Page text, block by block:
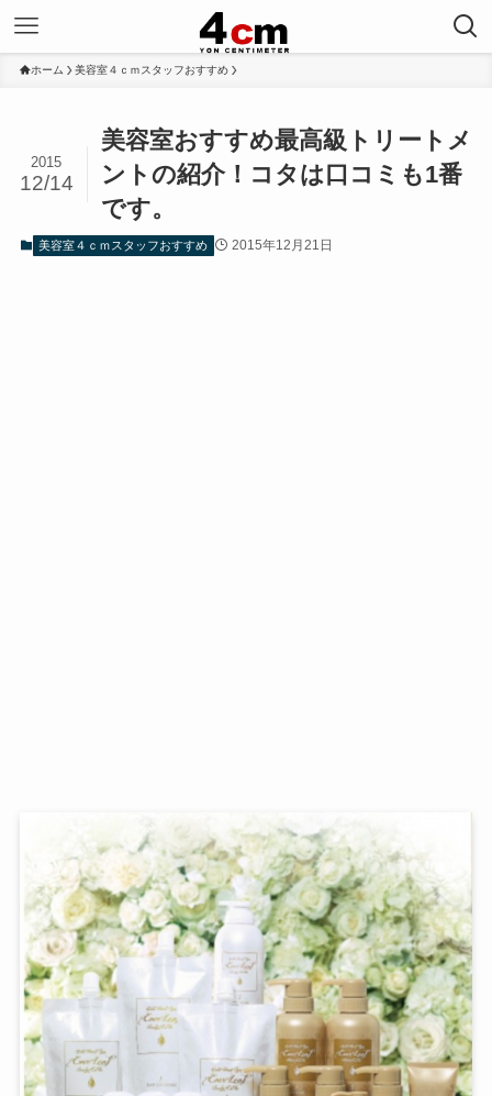
ホーム 美容室４ｃｍスタッフおすすめ
美容室おすすめ最高級トリートメ
ントの紹介！コタは口コミも1番
です。
2015
12/14
美容室４ｃｍスタッフおすすめ 2015年12月21日